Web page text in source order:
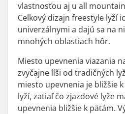
vlastnosťou aj u all
Celkový dizajn freestyle lyží
univerzálnymi a dajú sa na
mnohých oblastiach hôr.
Miesto upevnenia viazania
zvyčajne líši od tradičných
miesto upevnenia je bližšie
lyží, zatiaľ čo zjazdové lyže
upevnenia bližšie k pätám.